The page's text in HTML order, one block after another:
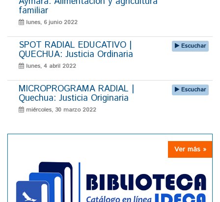
familiar
lunes, 6 junio 2022
SPOT RADIAL EDUCATIVO |
QUECHUA: Justicia Ordinaria
lunes, 4 abril 2022
Escuchar
MICROPROGRAMA RADIAL |
Quechua: Justicia Originaria
miércoles, 30 marzo 2022
Escuchar
Ver más »